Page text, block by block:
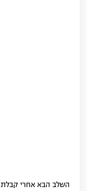
השלב הבא אחרי